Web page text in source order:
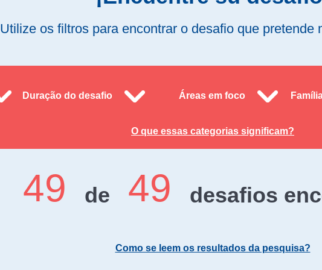
Utilize os filtros para encontrar o desafio que pretende
Duração do desafio Áreas em foco
O que essas categorias significam?
49 de 49 desafios
Como se leem os resultados da pesquisa?